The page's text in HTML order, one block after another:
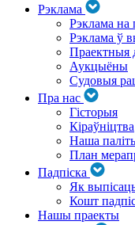
Рэклама
Рэклама на
Рэклама ў
Праектныя
Аукцыёны
Судовыя
Пра нас
Гісторыя
Кіраўніцтва
Наша
План
Падпіска
Як
Кошт
Нашы праекты